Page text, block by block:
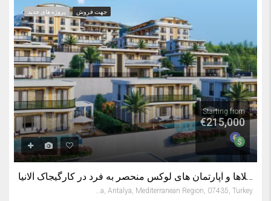
جهت فروش پروژه های جدید
Starting from
€215,000
ویلاها و آپارتمان های لوکس منحصر به فرد در کارگیجاک آلانیا
Kargıcak, Alanya, Antalya, Mediterranean Region, 07435, Turkey